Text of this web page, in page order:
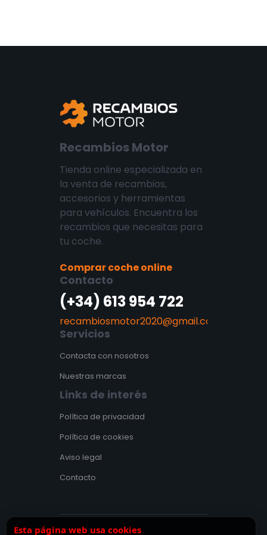
Recambios Motor
Tienda online especializada en
la venta de recambios,
accesorios y herramientas
para vehículos. Encuentra los
recambios que necesitas para
tu coche.
Comprar coche online
Contacto
(+34) 613 954 722
recambiosmotor2020@gmail.com
Servicios
Contacta con nosotros
Nuestras marcas
Links de interés
Política de privacidad
Política de cookies
Aviso legal
Contacto
Esta página web usa cookies